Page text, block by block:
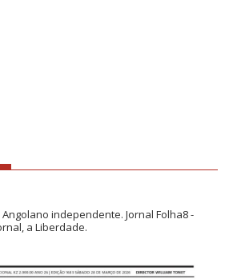
Angolano independente.Jornal Folha8 -
a Liberdade.